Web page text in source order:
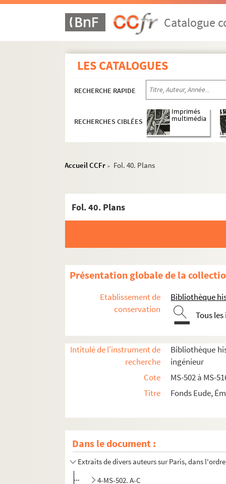
Catalogue
LES CATALOGUES
RECHERCHE RAPIDE
RECHERCHES CIBLÉES
Imprimés
multimédia
Accueil CCFr > Fol. 40. Plans
Fol. 40. Plans
Présentation globale de la
Etablissement de
conservation
Bibliothèque
Tous
Intitulé de l'instrument de
recherche
Bibliothèque
ingénieur
Cote
MS-502 à MS-
Titre
Fonds Eude,
Dans le document :
Extraits de divers auteurs sur Paris, dans
4-MS-502. A-C